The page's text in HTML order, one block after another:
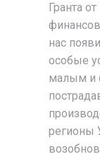
Гранта
нас
особые
малым и
регионы